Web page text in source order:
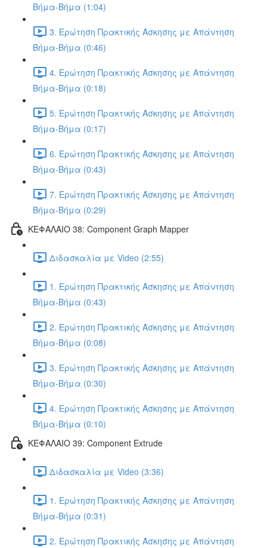
Βήμα-Βήμα (1:04)
3. Ερώτηση Πρακτικής Άσκησης με Απάντηση
Βήμα-Βήμα (0:46)
4. Ερώτηση Πρακτικής Άσκησης με Απάντηση
Βήμα-Βήμα (0:18)
5. Ερώτηση Πρακτικής Άσκησης με Απάντηση
Βήμα-Βήμα (0:17)
6. Ερώτηση Πρακτικής Άσκησης με Απάντηση
Βήμα-Βήμα (0:43)
7. Ερώτηση Πρακτικής Άσκησης με Απάντηση
Βήμα-Βήμα (0:29)
ΚΕΦΑΛΑΙΟ 38: Component Graph Mapper
Διδασκαλία με Video (2:55)
1. Ερώτηση Πρακτικής Άσκησης με Απάντηση
Βήμα-Βήμα (0:43)
2. Ερώτηση Πρακτικής Άσκησης με Απάντηση
Βήμα-Βήμα (0:08)
3. Ερώτηση Πρακτικής Άσκησης με Απάντηση
Βήμα-Βήμα (0:30)
4. Ερώτηση Πρακτικής Άσκησης με Απάντηση
Βήμα-Βήμα (0:10)
ΚΕΦΑΛΑΙΟ 39: Component Extrude
Διδασκαλία με Video (3:36)
1. Ερώτηση Πρακτικής Άσκησης με Απάντηση
Βήμα-Βήμα (0:31)
2. Ερώτηση Πρακτικής Άσκησης με Απάντηση